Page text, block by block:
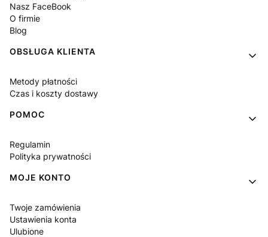
Nasz FaceBook
O firmie
Blog
OBSŁUGA KLIENTA
Metody płatności
Czas i koszty dostawy
POMOC
Regulamin
Polityka prywatności
MOJE KONTO
Twoje zamówienia
Ustawienia konta
Ulubione